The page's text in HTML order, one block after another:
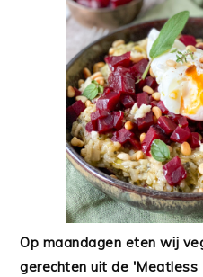
Op maandagen eten wij
gerechten uit de 'Meatless